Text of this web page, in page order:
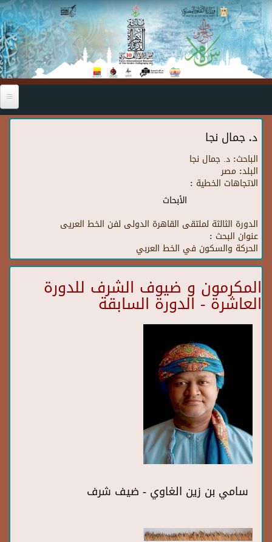
Skip to main content
د. جمال نجا
الباحث: د. جمال نجا
البلد: مصر
الاتجاهات الخطية :
الأبحاث
الدورة الثالثة لملتقى القاهرة الدولى لفن الخط العريى
عنوان البحث :
الحركة والسكون في الخط العربي
المكرمون و ضيوف الشرف للدورة
العاشرة - الدورة السابقة
سامي بن زين الغاوي - ضيف شرف